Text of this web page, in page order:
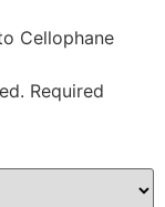
Cellophane
Required